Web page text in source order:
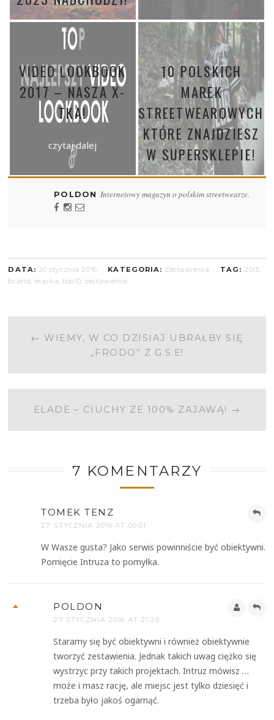
czytaj dalej
VIDEO LOOKBOOK
2017 – NASZA X-
TKA!
czytaj dalej
10 POLSKICH
MAREK
STREETWEAROWYCH,
KTÓRE ZNAJDZIESZ
W SUPERSKLEPIE!
POLDONInternetowy magazyn o polskim streetwearze.
DATA: 20 stycznia 2016 KATEGORIA: Zestawienia TAG: 2015
brand marka ,top10 zestawienie
POST
NAVIGATION
← WIEMY, W CO DZISIAJ UBRAŁBY SIĘ
„FRODO” Z G.S.E!
ELADE – CIUCHY ZE 100% ZAJAWĄ! →
7 KOMENTARZY
TOMEK TENZ
27 STYCZNIA 2016 AT 00:01
W Wasze gusta? Jako serwis powinniście być obiektywni.
Pomięcie Intruza to pomyłka.
POLDON
27 STYCZNIA 2016 AT 21:29
Staramy się być obiektywni i również obiektywnie
tworzyć zestawienia. Jednak takich uwag ciężko się
wystrzyc przy takich projektach. Intruz mówisz …
może i masz rację, ale miejsc jest tylko dziesięć i
trzeba było jakoś ogarnąć.